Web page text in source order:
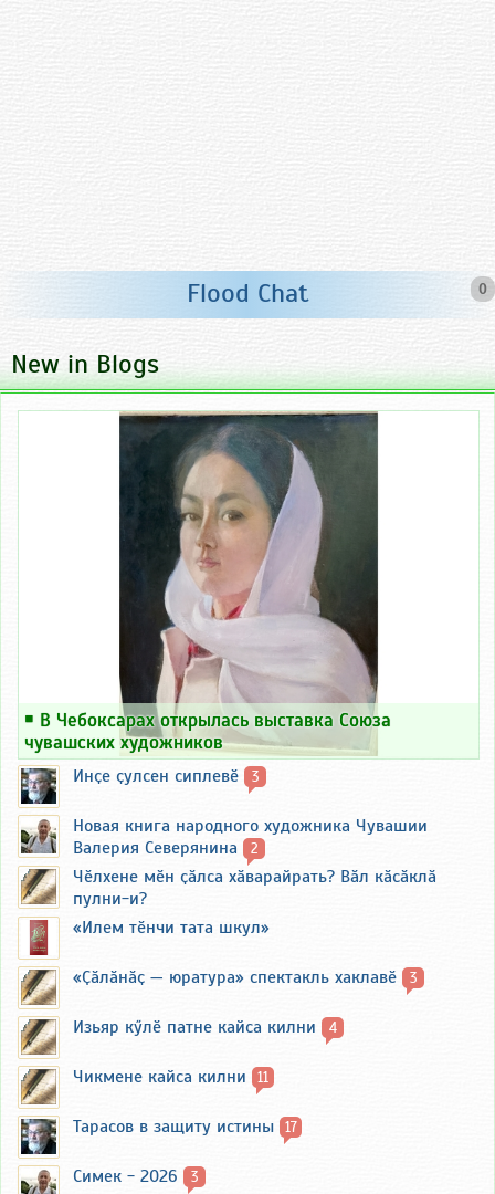
0
Flood Chat
New in Blogs
￭ В Чебоксарах открылась выставка Союза
чувашских художников
Инҫе ҫулсен сиплевӗ 3
Новая книга народного художника Чувашии
Валерия Северянина
2
Чӗлхене мӗн ҫӑлса хӑварайрать? Вӑл кӑсӑклӑ
пулни-и?
«Илем тӗнчи тата шкул»
«Ҫӑлӑнӑҫ — юратура» спектакль хаклавӗ 3
Изьяр кӳлӗ патне кайса килни 4
Чикмене кайса килни 11
Тарасов в защиту истины 17
Симек - 2026 3